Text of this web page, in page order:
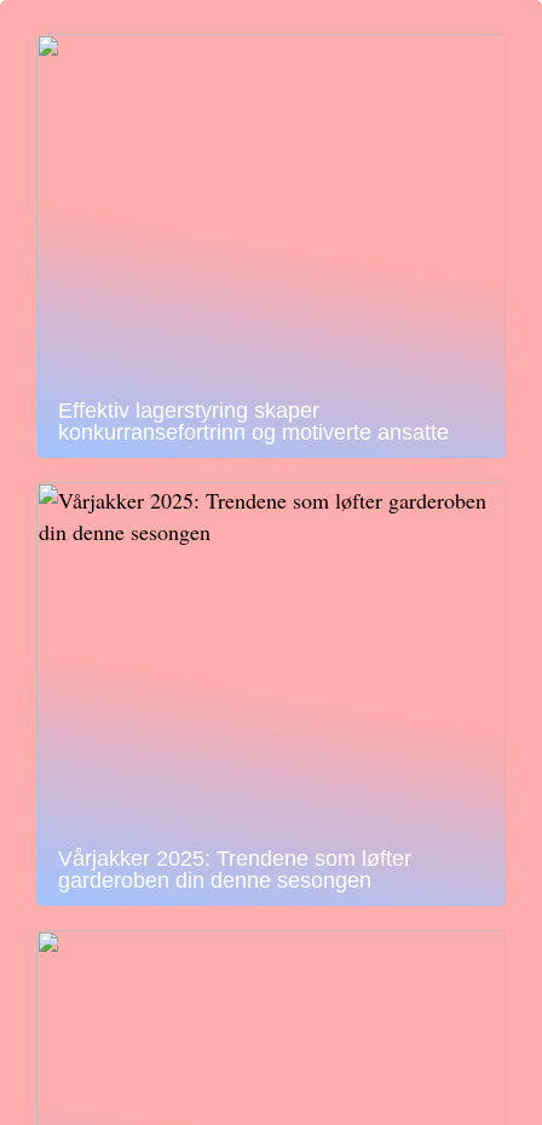
Effektiv lagerstyring skaper
konkurransefortrinn og motiverte ansatte
Vårjakker 2025: Trendene som løfter
garderoben din denne sesongen